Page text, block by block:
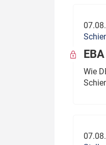
Politik
wen?
Wie